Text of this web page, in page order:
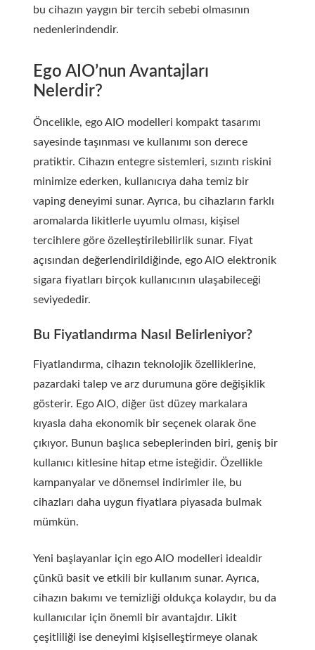
bu cihazın yaygın bir tercih sebebi olmasının
nedenlerindendir.
Ego AIO’nun Avantajları
Nelerdir?
Öncelikle, ego AIO modelleri kompakt tasarımı
sayesinde taşınması ve kullanımı son derece
pratiktir. Cihazın entegre sistemleri, sızıntı riskini
minimize ederken, kullanıcıya daha temiz bir
vaping deneyimi sunar. Ayrıca, bu cihazların farklı
aromalarda likitlerle uyumlu olması, kişisel
tercihlere göre özelleştirilebilirlik sunar. Fiyat
açısından değerlendirildiğinde, ego AIO elektronik
sigara fiyatları birçok kullanıcının ulaşabileceği
seviyededir.
Bu Fiyatlandırma Nasıl Belirleniyor?
Fiyatlandırma, cihazın teknolojik özelliklerine,
pazardaki talep ve arz durumuna göre değişiklik
gösterir. Ego AIO, diğer üst düzey markalara
kıyasla daha ekonomik bir seçenek olarak öne
çıkıyor. Bunun başlıca sebeplerinden biri, geniş bir
kullanıcı kitlesine hitap etme isteğidir. Özellikle
kampanyalar ve dönemsel indirimler ile, bu
cihazları daha uygun fiyatlara piyasada bulmak
mümkün.
Yeni başlayanlar için ego AIO modelleri idealdir
çünkü basit ve etkili bir kullanım sunar. Ayrıca,
cihazın bakımı ve temizliği oldukça kolaydır, bu da
kullanıcılar için önemli bir avantajdır. Likit
çeşitliliği ise deneyimi kişiselleştirmeye olanak